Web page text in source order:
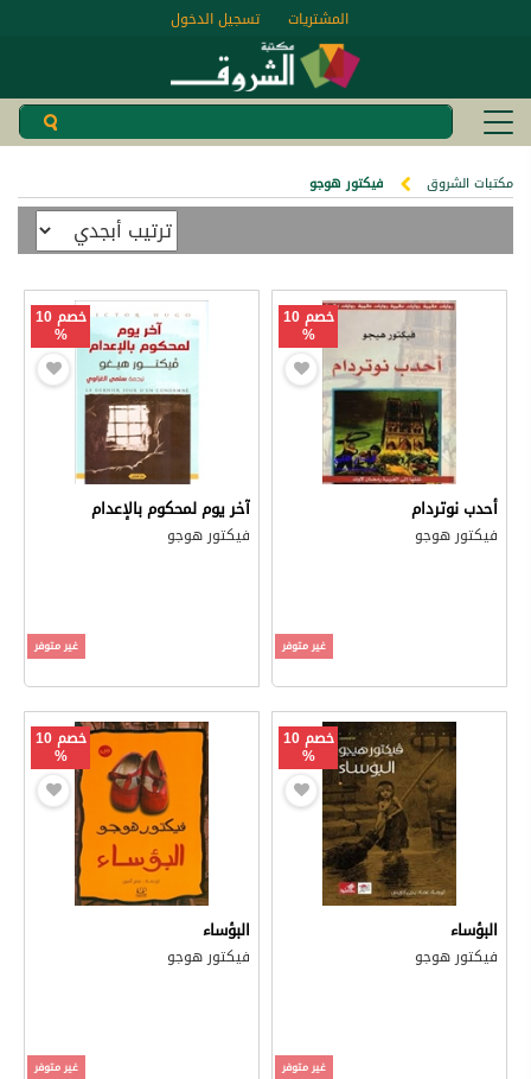
تسجيل الدخول المشتريات
مكتبات الشروق فيكتور هوجو
خصم 10
%
أحدب نوتردام
فيكتور هوجو
غير متوفر
خصم 10
%
آخر يوم لمحكوم بالإعدام
فيكتور هوجو
غير متوفر
خصم 10
%
البؤساء
فيكتور هوجو
غير متوفر
خصم 10
%
البؤساء
فيكتور هوجو
غير متوفر